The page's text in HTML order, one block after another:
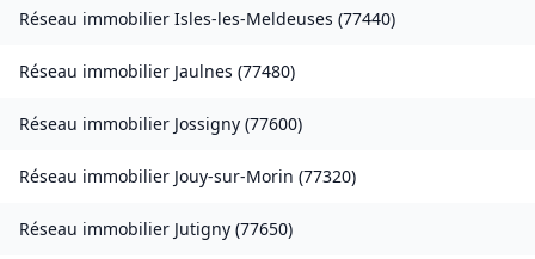
Réseau immobilier Isles-les-Meldeuses (77440)
Réseau immobilier Jaulnes (77480)
Réseau immobilier Jossigny (77600)
Réseau immobilier Jouy-sur-Morin (77320)
Réseau immobilier Jutigny (77650)